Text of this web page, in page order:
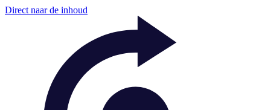
Direct naar de inhoud